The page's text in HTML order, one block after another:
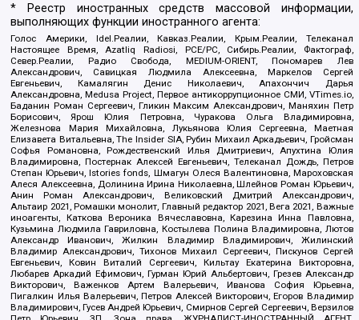
* Реестр иностранных средств массовой информации,
выполняющих функции иностранного агента:
Голос Америки, Idel.Реалии, Кавказ.Реалии, Крым.Реалии, Телеканал
Настоящее Время, Azatliq Radiosi, PCE/PC, Сибирь.Реалии, Фактограф,
Север.Реалии, Радио Свобода, MEDIUM-ORIENT, Пономарев Лев
Александрович, Савицкая Людмила Алексеевна, Маркелов Сергей
Евгеньевич, Камалягин Денис Николаевич, Апахончич Дарья
Александровна, Medusa Project, Первое антикоррупционное СМИ, VTimes.io,
Баданин Роман Сергеевич, Гликин Максим Александрович, Маняхин Петр
Борисович, Ярош Юлия Петровна, Чуракова Ольга Владимировна,
Железнова Мария Михайловна, Лукьянова Юлия Сергеевна, Маетная
Елизавета Витальевна, The Insider SIA, Рубин Михаил Аркадьевич, Гройсман
Софья Романовна, Рождественский Илья Дмитриевич, Апухтина Юлия
Владимировна, Постернак Алексей Евгеньевич, Телеканал Дождь, Петров
Степан Юрьевич, Istories fonds, Шмагун Олеся Валентиновна, Мароховская
Алеся Алексеевна, Долинина Ирина Николаевна, Шлейнов Роман Юрьевич,
Анин Роман Александрович, Великовский Дмитрий Александрович,
Альтаир 2021, Ромашки монолит, Главный редактор 2021, Вега 2021, Важные
иноагенты, Каткова Вероника Вячеславовна, Карезина Инна Павловна,
Кузьмина Людмила Гавриловна, Костылева Полина Владимировна, Лютов
Александр Иванович, Жилкин Владимир Владимирович, Жилинский
Владимир Александрович, Тихонов Михаил Сергеевич, Пискунов Сергей
Евгеньевич, Ковин Виталий Сергеевич, Кильтау Екатерина Викторовна,
Любарев Аркадий Ефимович, Гурман Юрий Альбертович, Грезев Александр
Викторович, Важенков Артем Валерьевич, Иванова София Юрьевна,
Пигалкин Илья Валерьевич, Петров Алексей Викторович, Егоров Владимир
Владимирович, Гусев Андрей Юрьевич, Смирнов Сергей Сергеевич, Верзилов